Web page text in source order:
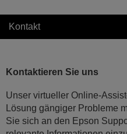
Kontakt
Kontaktieren Sie uns
Unser virtueller Online-
Lösung gängiger Probleme
Sie sich an den Epson